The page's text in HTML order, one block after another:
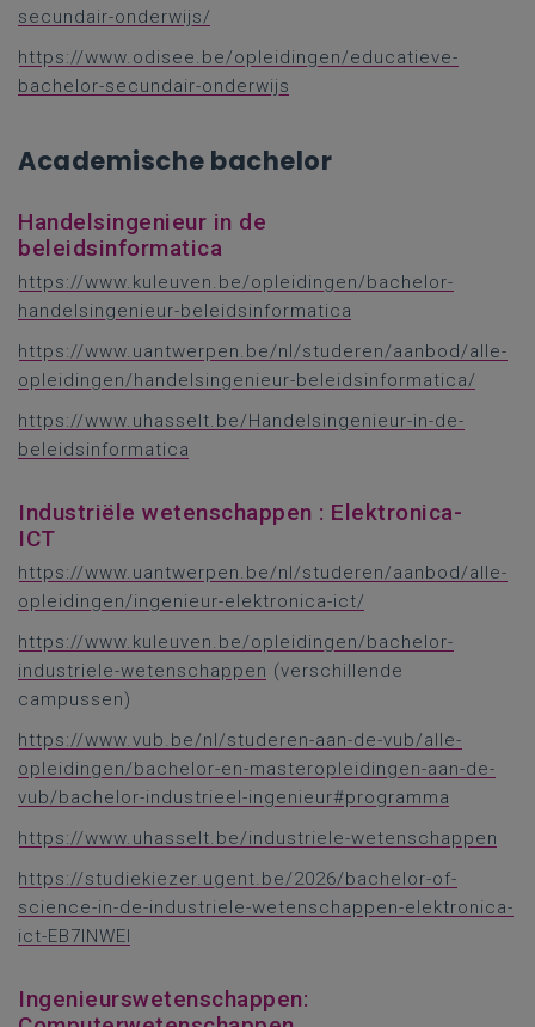
secundair-onderwijs/
https://www.odisee.be/opleidingen/educatieve-
bachelor-secundair-onderwijs
Academische bachelor
Handelsingenieur in de
beleidsinformatica
https://www.kuleuven.be/opleidingen/bachelor-
handelsingenieur-beleidsinformatica
https://www.uantwerpen.be/nl/studeren/aanbod/alle-
opleidingen/handelsingenieur-beleidsinformatica/
https://www.uhasselt.be/Handelsingenieur-in-de-
beleidsinformatica
Industriële wetenschappen : Elektronica-
ICT
https://www.uantwerpen.be/nl/studeren/aanbod/alle-
opleidingen/ingenieur-elektronica-ict/
https://www.kuleuven.be/opleidingen/bachelor-
industriele-wetenschappen (verschillende
campussen)
https://www.vub.be/nl/studeren-aan-de-vub/alle-
opleidingen/bachelor-en-masteropleidingen-aan-de-
vub/bachelor-industrieel-ingenieur#programma
https://www.uhasselt.be/industriele-wetenschappen
https://studiekiezer.ugent.be/2026/bachelor-of-
science-in-de-industriele-wetenschappen-elektronica-
ict-EB7INWEI
Ingenieurswetenschappen: